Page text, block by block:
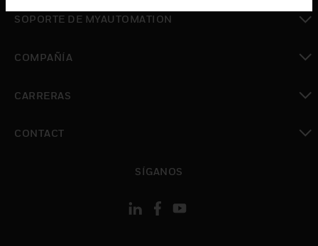
Cambiar vista
SOPORTE DE MYAUTOMATION
COMPAÑÍA
CARRERAS
CONTACT
SÍGANOS